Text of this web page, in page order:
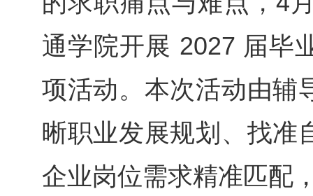
通学院开展 2027 届毕
项活动。本次活动由辅
晰职业发展规划、找准
企业岗位需求精准匹配